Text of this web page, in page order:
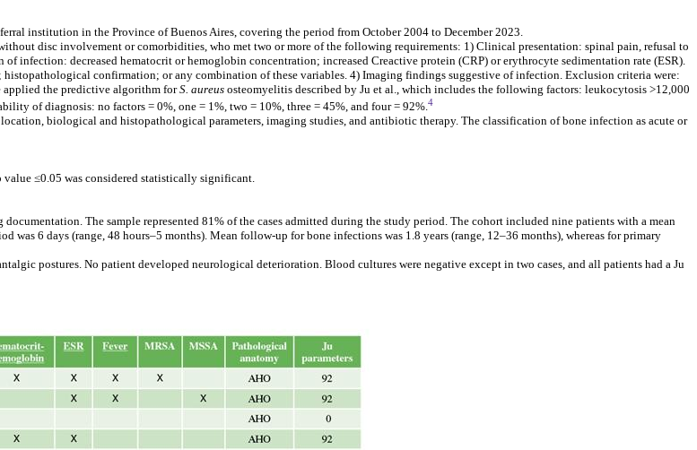
institution in the Province of Buenos Aires, covering the period from October 2004 to December 2023.
disc involvement or comorbidities, who met two or more of the following requirements: 1) Clinical presentation: spinal pain, refusal to
decreased hematocrit or hemoglobin concentration; increased Creactive protein (CRP) or erythrocyte sedimentation rate (ESR).
confirmation; or any combination of these variables. 4) Imaging findings suggestive of infection. Exclusion criteria were:
applied the predictive algorithm forS. aureus osteomyelitis described by Ju et al., which includes the following factors: leukocytosis >12,000
of diagnosis: no factors = 0%, one = 1%, two = 10%, three = 45%, and four = 92%.4
biological and histopathological parameters, imaging studies, and antibiotic therapy. The classification of bone infection as acute or
value ≤0.05 was considered statistically significant.
The sample represented 81% of the cases admitted during the study period. The cohort included nine patients with a mean
was 6 days (range, 48 hours–5 months). Mean follow-up for bone infections was 1.8 years (range, 12–36 months), whereas for primary
postures. No patient developed neurological deterioration. Blood cultures were negative except in two cases, and all patients had a Ju